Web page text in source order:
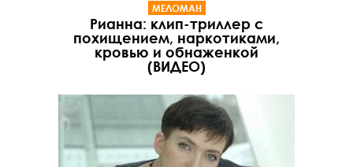
МЕЛОМАН
Рианна: клип-триллер с
похищением, наркотиками,
кровью и обнаженкой
(ВИДЕО)